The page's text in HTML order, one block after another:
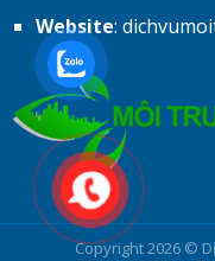
Website:
Copyright 2026 ©